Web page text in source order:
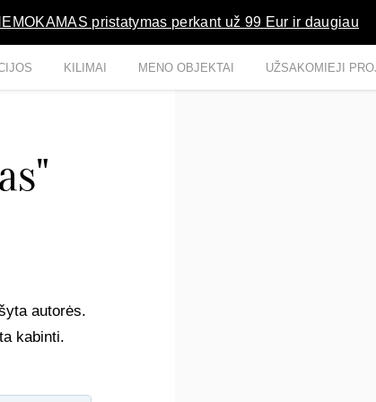
pristatymas perkant už 99 Eur ir daugiau
KILIMAI MENO OBJEKTAI UŽSAKOMIEJI
autorės.
kabinti.